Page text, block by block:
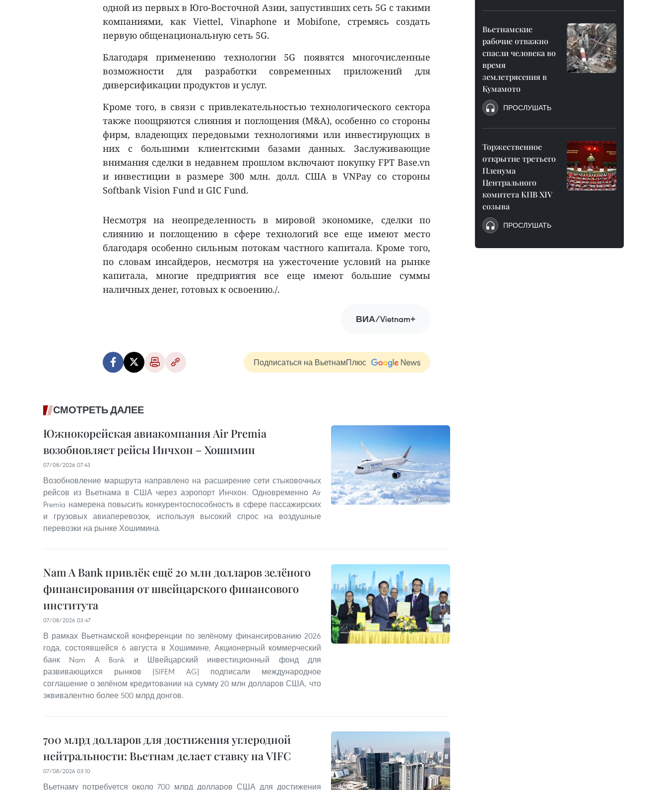
одной из первых в Юго-Восточной Азии, запустивших сеть 5G с такими
компаниями, как Viettel, Vinaphone и Mobifone, стремясь создать
первую общенациональную сеть 5G.
Благодаря применению технологии 5G появятся многочисленные
возможности для разработки современных приложений для
диверсификации продуктов и услуг.
Кроме того, в связи с привлекательностью технологического сектора
также поощряются слияния и поглощения (M&A), особенно со стороны
фирм, владеющих передовыми технологиями или инвестирующих в
них с большими клиентскими базами данных. Заслуживающие
внимания сделки в недавнем прошлом включают покупку FPT Base.vn
и инвестиции в размере 300 млн. долл. США в VNPay со стороны
Softbank Vision Fund и GIC Fund.
Несмотря на неопределенность в мировой экономике, сделки по
слиянию и поглощению в сфере технологий все еще имеют место
благодаря особенно сильным потокам частного капитала. Кроме того,
по словам инсайдеров, несмотря на ужесточение условий на рынке
капитала, многие предприятия все еще имеют большие суммы
наличных денег, готовых к освоению./.
ВИА/Vietnam+
Подписаться на ВьетнамПлюс
СМОТРЕТЬ ДАЛЕЕ
Южнокорейская авиакомпания Air Premia
возобновляет рейсы Инчхон – Хошимин
07/08/2026 07:43
Возобновление маршрута направлено на расширение сети стыковочных
рейсов из Вьетнама в США через аэропорт Инчхон. Одновременно Air
Premia намерена повысить конкурентоспособность в сфере пассажирских
и грузовых авиаперевозок, используя высокий спрос на воздушные
перевозки на рынке Хошимина.
Nam A Bank привлёк ещё 20 млн долларов зелёного
финансирования от швейцарского финансового
института
07/08/2026 03:47
В рамках Вьетнамской конференции по зелёному финансированию 2026
года, состоявшейся 6 августа в Хошимине, Акционерный коммерческий
банк Nam A Bank и Швейцарский инвестиционный фонд для
развивающихся рынков (SIFEM AG) подписали международное
соглашение о зелёном кредитовании на сумму 20 млн долларов США, что
эквивалентно более 500 млрд донгов.
700 млрд долларов для достижения углеродной
нейтральности: Вьетнам делает ставку на VIFC
07/08/2026 03:10
Вьетнаму потребуется около 700 млрд долларов США для достижения
Вьетнамские
рабочие отважно
спасли человека во
время
землетрясения в
Кумамото
ПРОСЛУШАТЬ
Торжественное
открытие третьего
Пленума
Центрального
комитета КПВ XIV
созыва
ПРОСЛУШАТЬ